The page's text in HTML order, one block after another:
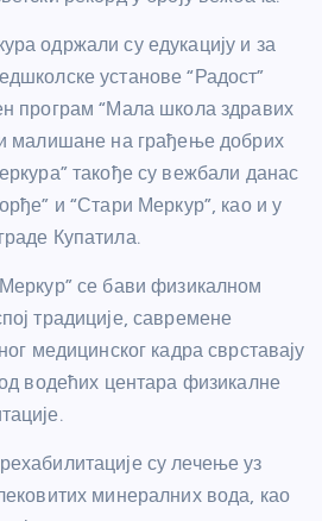
одржали су едукацију и за
установе “Радост”
програм “Мала школа здравих
малишане на грађење добрих
такође су вежбали данас
и “Стари Меркур”, као и у
Купатила.
се бави физикалном
традиције, савремене
медицинског кадра сврставају
водећих центара физикалне
су лечење уз
минералних вода, као